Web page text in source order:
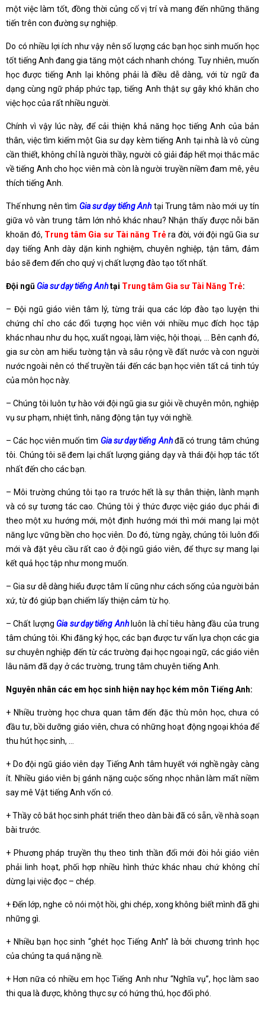
một việc làm tốt, đồng thời củng cố vị trí và mang đến những thăng
tiến trên con đường sự nghiệp.
Do có nhiều lợi ích như vậy nên số lượng các bạn học sinh muốn học
tốt tiếng Anh đang gia tăng một cách nhanh chóng. Tuy nhiên, muốn
học được tiếng Anh lại không phải là điều dễ dàng, với từ ngữ đa
dạng cùng ngữ pháp phức tạp, tiếng Anh thật sự gây khó khăn cho
việc học của rất nhiều người.
Chính vì vậy lúc này, để cải thiện khả năng học tiếng Anh của bản
thân, việc tìm kiếm một Gia sư dạy kèm tiếng Anh tại nhà là vô cùng
cần thiết, không chỉ là người thầy, người cô giải đáp hết mọi thắc mắc
về tiếng Anh cho học viên mà còn là người truyền niềm đam mê, yêu
thích tiếng Anh.
Thế nhưng nên tìm Gia sư dạy tiếng Anhtại Trung tâm nào mới uy tín
giữa vô vàn trung tâm lớn nhỏ khác nhau? Nhận thấy được nỗi băn
khoăn đó, Trung tâm Gia sư Tài năng Trẻra đời, với đội ngũ Gia sư
dạy tiếng Anh dày dặn kinh nghiệm, chuyên nghiệp, tận tâm, đảm
bảo sẽ đem đến cho quý vị chất lượng đào tạo tốt nhất.
Đội ngũ Gia sư dạy tiếng Anhtại Trung tâm Gia sư Tài Năng Trẻ:
– Đội ngũ giáo viên tâm lý, từng trải qua các lớp đào tạo luyện thi
chứng chỉ cho các đối tượng học viên với nhiều mục đích học tập
khác nhau như du học, xuất ngoại, làm việc, hội thoại, … Bên cạnh đó,
gia sư còn am hiểu tường tận và sâu rộng về đất nước và con người
nước ngoài nên có thể truyền tải đến các bạn học viên tất cả tinh túy
của môn học này.
– Chúng tôi luôn tự hào với đội ngũ gia sư giỏi về chuyên môn, nghiệp
vụ sư phạm, nhiệt tình, năng động tận tụy với nghề.
– Các học viên muốn tìm Gia sư dạy tiếng Anhđã có trung tâm chúng
tôi. Chúng tôi sẽ đem lại chất lượng giảng dạy và thái đội hợp tác tốt
nhất đến cho các bạn.
– Môi trường chúng tôi tạo ra trước hết là sự thân thiện, lành mạnh
và có sự tương tác cao. Chúng tôi ý thức được việc giáo dục phải đi
theo một xu hướng mới, một định hướng mới thì mới mang lại một
năng lực vững bền cho học viên. Do đó, từng ngày, chúng tôi luôn đổi
mới và đặt yêu cầu rất cao ở đội ngũ giáo viên, để thực sự mang lại
kết quả học tập như mong muốn.
– Gia sư dễ dàng hiểu được tâm lí cũng như cách sống của người bản
xứ, từ đó giúp bạn chiếm lấy thiện cảm từ họ.
– Chất lượng Gia sư dạy tiếng Anhluôn là chỉ tiêu hàng đầu của trung
tâm chúng tôi. Khi đăng ký học, các bạn được tư vấn lựa chọn các gia
sư chuyên nghiệp đến từ các trường đại học ngoại ngữ, các giáo viên
lâu năm đã dạy ở các trường, trung tâm chuyên tiếng Anh.
Nguyên nhân các em học sinh hiện nay học kém môn Tiếng Anh:
+ Nhiều trường học chưa quan tâm đến đặc thù môn học, chưa có
đầu tư, bồi dưỡng giáo viên, chưa có những hoạt động ngoại khóa để
thu hút học sinh, …
+ Do đội ngũ giáo viên dạy Tiếng Anh tâm huyết với nghề ngày càng
ít. Nhiều giáo viên bị gánh nặng cuộc sống nhọc nhằn làm mất niềm
say mê Vật tiếng Anh vốn có.
+ Thầy cô bắt học sinh phát triển theo dàn bài đã có sẵn, về nhà soạn
bài trước.
+ Phương pháp truyền thụ theo tinh thần đổi mới đòi hỏi giáo viên
phải linh hoạt, phối hợp nhiều hình thức khác nhau chứ không chỉ
dừng lại việc đọc – chép.
+ Đến lớp, nghe cô nói một hồi, ghi chép, xong không biết mình đã ghi
những gì.
+ Nhiều bạn học sinh “ghét học Tiếng Anh” là bởi chương trình học
của chúng ta quá nặng nề.
+ Hơn nữa có nhiều em học Tiếng Anh như “Nghĩa vụ”, học làm sao
thi qua là được, không thực sự có hứng thú, học đối phó.